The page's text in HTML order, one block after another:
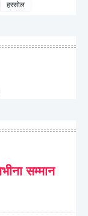
हरसोल
सम्मान